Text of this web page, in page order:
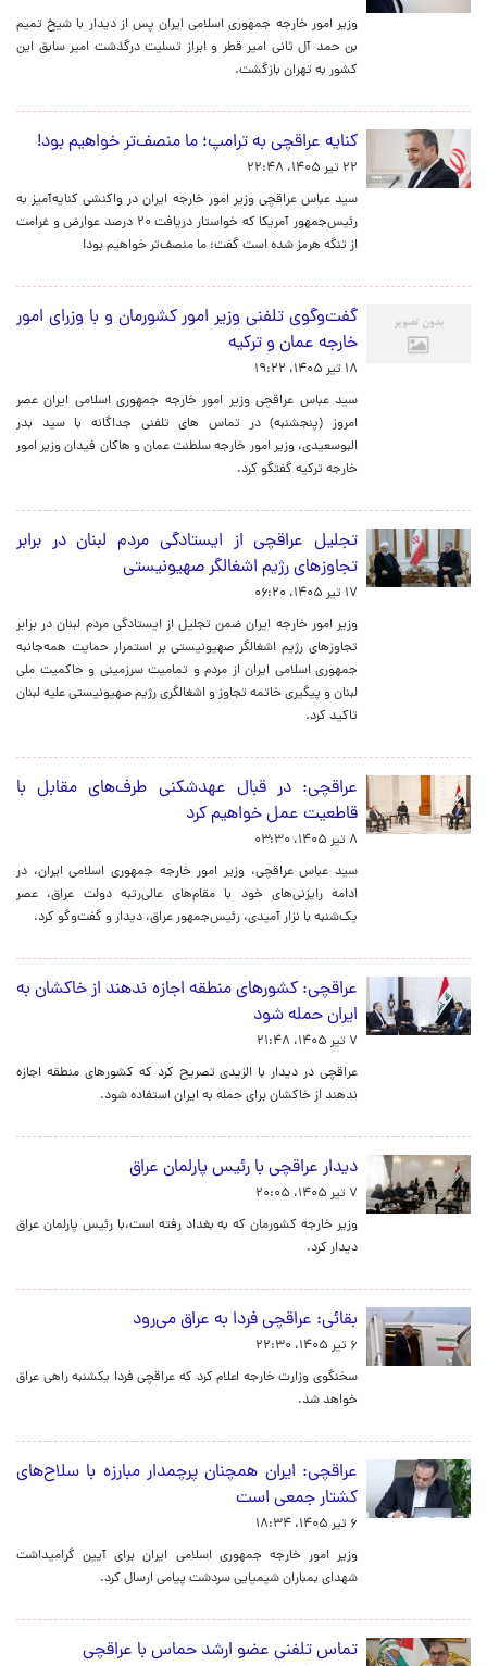
وزیر امور خارجه جمهوری اسلامی ایران پس از دیدار با شیخ تمیم
بن حمد آل ثانی امیر قطر و ابراز تسلیت درگذشت امیر سابق این
کشور به تهران بازگشت.
کنایه عراقچی به ترامپ؛ ما منصف‌تر خواهیم بود!
۲۲ تیر ۱۴۰۵، ۲۲:۴۸
سید عباس عراقچی وزیر امور خارجه ایران در واکنشی کنایه‌آمیز به
رئیس‌جمهور آمریکا که خواستار دریافت ۲۰ درصد عوارض و غرامت
از تنگه هرمز شده است گفت: ما منصف‌تر خواهیم بود!
گفت‌وگوی تلفنی وزیر امور کشورمان و با وزرای امور
خارجه عمان و ترکیه
۱۸ تیر ۱۴۰۵، ۱۹:۲۲
سید عباس عراقچی وزیر امور خارجه جمهوری اسلامی ایران عصر
امروز (پنجشنبه) در تماس های تلفنی جداگانه با سید بدر
البوسعیدی، وزیر امور خارجه سلطنت عمان و هاکان فیدان وزیر امور
خارجه ترکیه گفتگو کرد.
تجلیل عراقچی از ایستادگی مردم لبنان در برابر
تجاوزهای رژیم اشغالگر صهیونیستی
۱۷ تیر ۱۴۰۵، ۰۶:۲۰
وزیر امور خارجه ایران ضمن تجلیل از ایستادگی مردم لبنان در برابر
تجاوزهای رژیم اشغالگر صهیونیستی بر استمرار حمایت همه‌جانبه
جمهوری اسلامی ایران از مردم و تمامیت سرزمینی و حاکمیت ملی
لبنان و پیگیری خاتمه تجاوز و اشغالگری رژیم صهیونیستی علیه لبنان
تاکید کرد.
عراقچی: در قبال عهدشکنی طرف‌های مقابل با
قاطعیت عمل خواهیم کرد
۸ تیر ۱۴۰۵، ۰۳:۳۰
سید عباس عراقچی، وزیر امور خارجه جمهوری اسلامی ایران، در
ادامه رایزنی‌های خود با مقام‌های عالی‌رتبه دولت عراق، عصر
یک‌شنبه با نزار آمیدی، رئیس‌جمهور عراق، دیدار و گفت‌وگو کرد.
عراقچی: کشورهای منطقه اجازه ندهند از خاکشان به
ایران حمله شود
۷ تیر ۱۴۰۵، ۲۱:۴۸
عراقچی در دیدار با الزیدی تصریح کرد که کشورهای منطقه اجازه
ندهند از خاکشان برای حمله به ایران استفاده شود.
دیدار عراقچی با رئیس پارلمان عراق
۷ تیر ۱۴۰۵، ۲۰:۰۵
وزیر خارجه کشورمان که به بغداد رفته است،‌با رئیس پارلمان عراق
دیدار کرد.
بقائی: عراقچی فردا به عراق می‌رود
۶ تیر ۱۴۰۵، ۲۲:۳۰
سخنگوی وزارت خارجه اعلام کرد که عراقچی فردا یکشنبه راهی عراق
خواهد شد.
عراقچی: ایران همچنان پرچمدار مبارزه با سلاح‌های
کشتار جمعی است
۶ تیر ۱۴۰۵، ۱۸:۳۴
وزیر امور خارجه جمهوری اسلامی ایران برای آیین گرامیداشت
شهدای بمباران شیمیایی سردشت پیامی ارسال کرد.
تماس تلفنی عضو ارشد حماس با عراقچی